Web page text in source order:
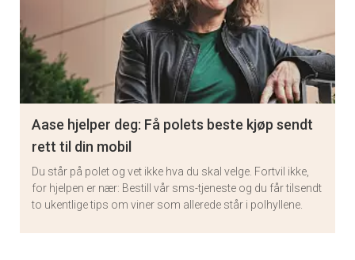
Aase hjelper deg: Få polets beste kjøp sendt
rett til din mobil
Du står på polet og vet ikke hva du skal velge. Fortvil ikke,
for hjelpen er nær: Bestill vår sms-tjeneste og du får tilsendt
to ukentlige tips om viner som allerede står i polhyllene.